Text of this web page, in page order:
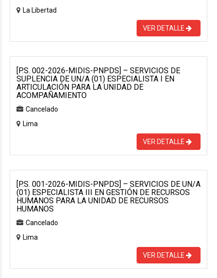
La Libertad
VER DETALLE
[P.S. 002-2026-MIDIS-PNPDS] – SERVICIOS DE
SUPLENCIA DE UN/A (01) ESPECIALISTA I EN
ARTICULACIÓN PARA LA UNIDAD DE
ACOMPAÑAMIENTO
Cancelado
Lima
VER DETALLE
[P.S. 001-2026-MIDIS-PNPDS] – SERVICIOS DE UN/A
(01) ESPECIALISTA III EN GESTIÓN DE RECURSOS
HUMANOS PARA LA UNIDAD DE RECURSOS
HUMANOS
Cancelado
Lima
VER DETALLE